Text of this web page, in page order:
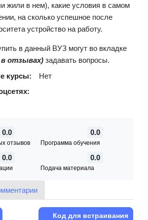
жили в нем), какие условия в самом
на сколько успешное после
устройство на работу.
в данный ВУЗ могут во вкладке
в отзывах) задавать вопросы.
курсы:
Нет
0.0
отзывов
0.0
Программа обучения
0.0 0.0
Подача материала
Код для встраивания